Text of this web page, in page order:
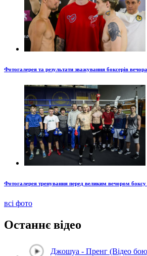
Фотогалерея та результати зважування боксерів
Фотогалерея тренування перед великим вечором боксу
всі фото
Останнє відео
Джошуа - Пренг (Відео